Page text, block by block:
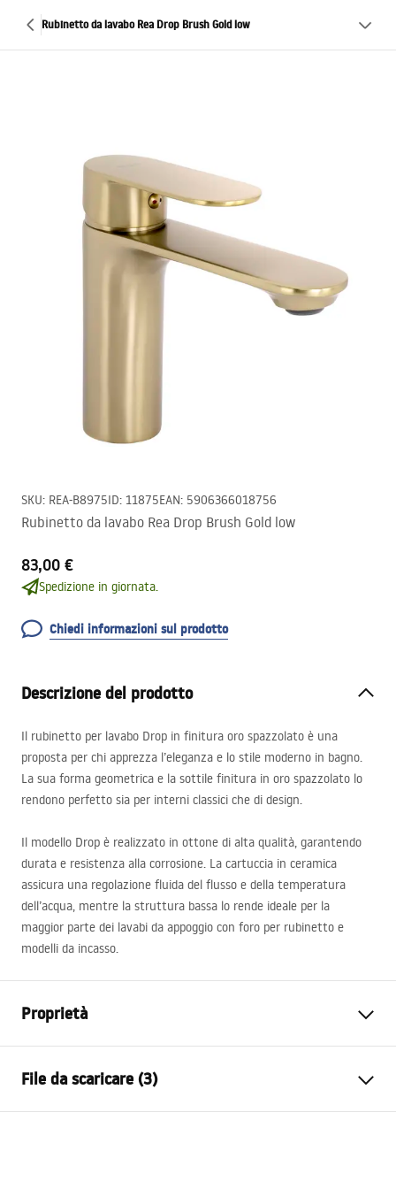
Rubinetto da lavabo Rea Drop Brush Gold low
SKU: REA-B8975ID: 11875EAN: 5906366018756
Rubinetto da lavabo Rea Drop Brush Gold low
83,00 €
Spedizione in giornata.
Chiedi informazioni sul prodotto
Descrizione del prodotto
Il rubinetto per lavabo Drop in finitura oro spazzolato è una
proposta per chi apprezza l’eleganza e lo stile moderno in bagno.
La sua forma geometrica e la sottile finitura in oro spazzolato lo
rendono perfetto sia per interni classici che di design.
Il modello Drop è realizzato in ottone di alta qualità, garantendo
durata e resistenza alla corrosione. La cartuccia in ceramica
assicura una regolazione fluida del flusso e della temperatura
dell’acqua, mentre la struttura bassa lo rende ideale per la
maggior parte dei lavabi da appoggio con foro per rubinetto e
modelli da incasso.
Proprietà
Metodo di installazione
Colore
Oro spazzolato
File da scaricare (3)